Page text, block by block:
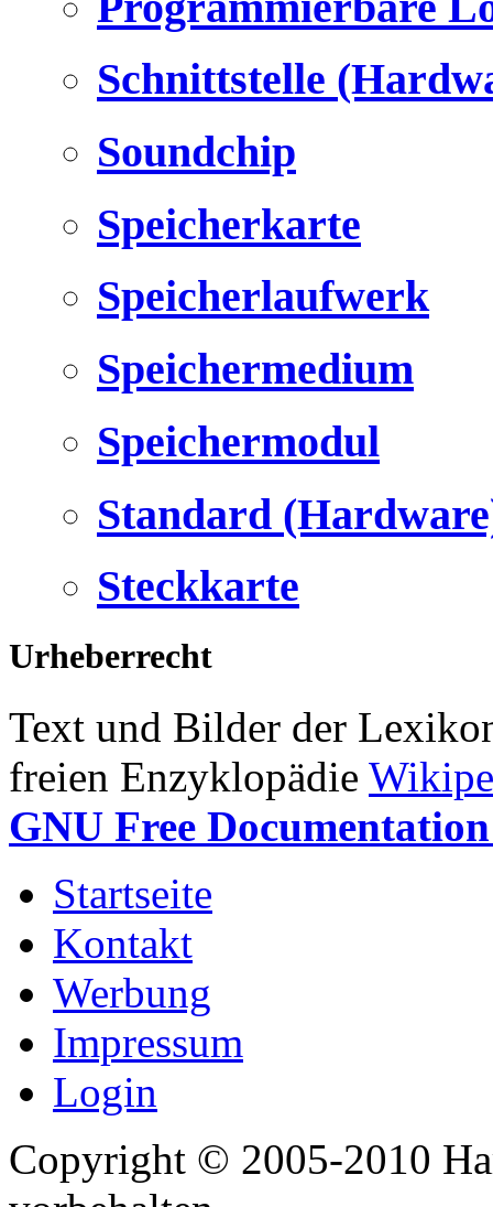
Schnittstelle
Soundchip
Speicherkarte
Speicherlaufwerk
Speichermedium
Speichermodul
Standard
Steckkarte
Urheberrecht
Text und Bilder der
freien Enzyklopädie
GNU Free
Startseite
Kontakt
Werbung
Impressum
Login
Copyright © 2005-2010